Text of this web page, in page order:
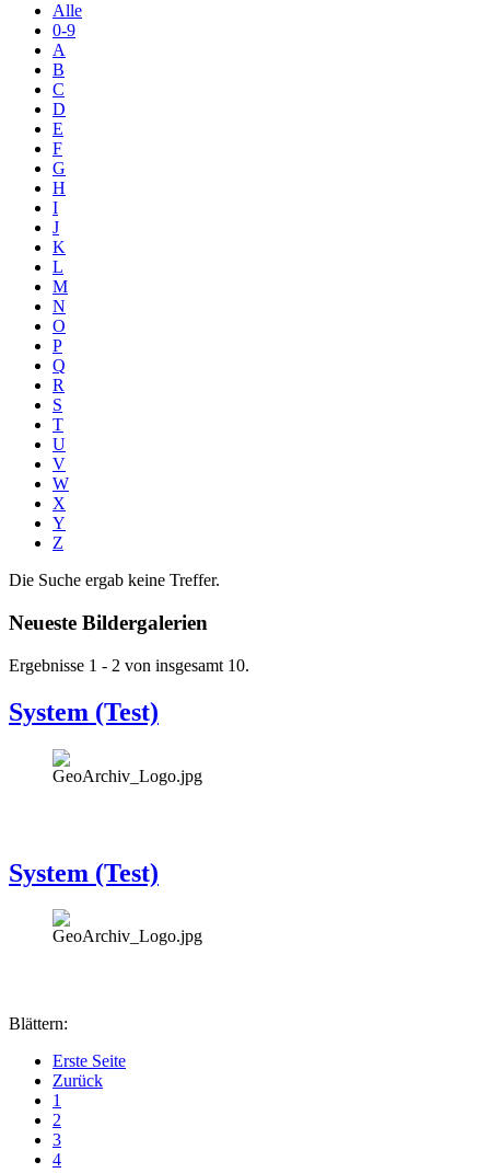
Alle
0-9
A
B
C
D
E
F
G
H
I
J
K
L
M
N
O
P
Q
R
S
T
U
V
W
X
Y
Z
Die Suche ergab keine Treffer.
Neueste Bildergalerien
Ergebnisse 1 - 2 von insgesamt 10.
System (Test)
System (Test)
Blättern:
Erste Seite
Zurück
1
2
3
4